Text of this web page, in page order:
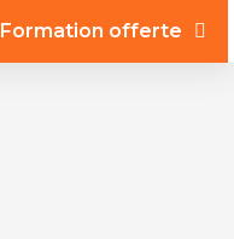
Formation offerte